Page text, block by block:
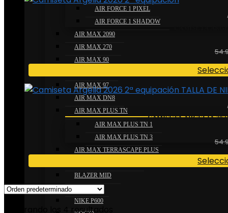
AIR FORCE 1 PIXEL
AIR FORCE 1 SHADOW
AIR MAX 2090
AIR MAX 270
AIR MAX 90
AIR MAX 97
AIR MAX DN8
AIR MAX PLUS TN
AIR MAX PLUS TN 1
AIR MAX PLUS TN 3
AIR MAX TERRASCAPE PLUS
BLAZER MID
MAX DN
NIKE P600
CAMISETA ARGELIA
Mostrando los 4 resultados